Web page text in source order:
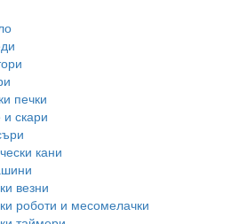
печки
и скари
кани
везни
роботи и месомелачки